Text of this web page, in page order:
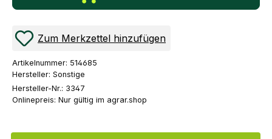
Zum Merkzettel hinzufügen
Artikelnummer: 514685
Hersteller: Sonstige
Hersteller-Nr.: 3347
Onlinepreis: Nur gültig im agrar.shop